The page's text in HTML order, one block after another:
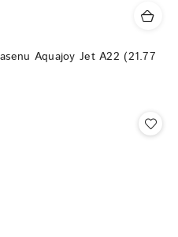
Aquajoy Jet A22 (21.77